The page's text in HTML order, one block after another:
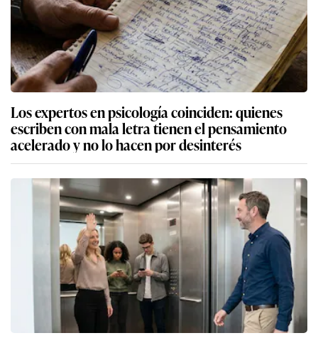
Los expertos en psicología coinciden: quienes
escriben con mala letra tienen el pensamiento
acelerado y no lo hacen por desinterés